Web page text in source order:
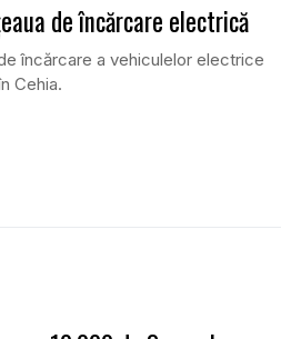
de încărcare electrică
încărcare a vehiculelor electrice
Cehia.